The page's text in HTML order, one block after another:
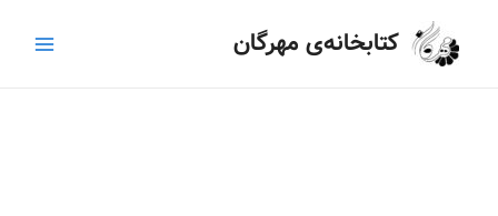
کتابخانه‌ی مهرگان
Menu